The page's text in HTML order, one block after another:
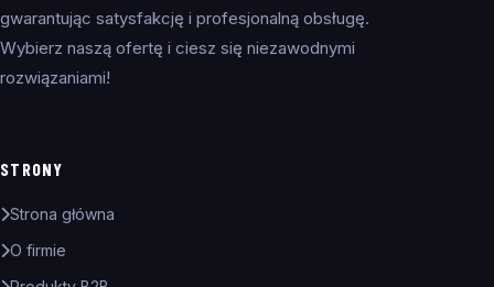
gwarantując satysfakcję i profesjonalną obsługę.
Wybierz naszą ofertę i ciesz się niezawodnymi
rozwiązaniami!
STRONY
Strona główna
O firmie